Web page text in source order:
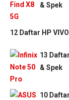
& Spek
12 Daftar HP
13
& Spek
10